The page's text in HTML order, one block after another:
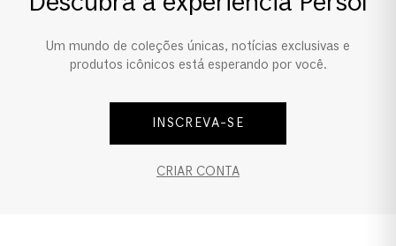
Ponte Alta
Um mundo de coleções únicas, notícias exclusivas e
produtos icônicos está esperando por você.
INSCREVA-SE
CRIAR CONTA